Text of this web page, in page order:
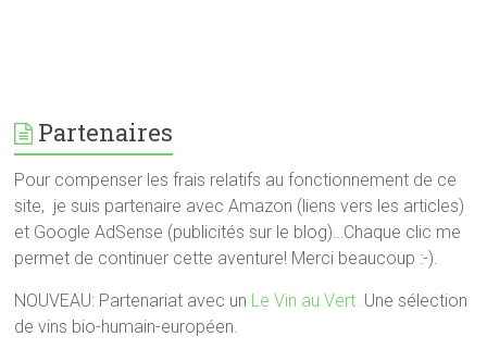
Partenaires
Pour compenser les frais relatifs au fonctionnement de ce
site, je suis partenaire avec Amazon (liens vers les articles)
et Google AdSense (publicités sur le blog)…Chaque clic me
permet de continuer cette aventure! Merci beaucoup :-).
NOUVEAU: Partenariat avec un Le Vin au Vert .Une sélection
de vins bio-humain-européen.